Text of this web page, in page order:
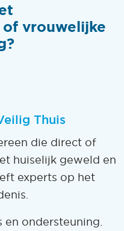
vrouwelijke
Thuis
die direct of
huiselijk geweld en
experts op het
en ondersteuning.